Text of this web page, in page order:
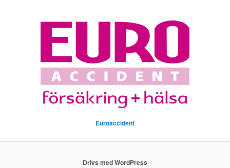
Euroaccident
Drivs med WordPress